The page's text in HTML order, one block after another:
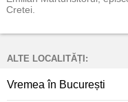
Cretei.
ALTE LOCALITĂȚI:
Vremea în București